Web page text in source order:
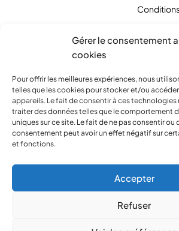
Gérer le consentement
cookies
Pour offrir les meilleures expériences, nous
telles que les cookies pour stocker et/ou
appareils. Le fait de consentir à ces
traiter des données telles que le comportement
uniques sur ce site. Le fait de ne pas consentir ou
consentement peut avoir un effet négatif sur
et fonctions.
Accepter
Refuser
Copyright 2024 © Pirlove. Tous droits